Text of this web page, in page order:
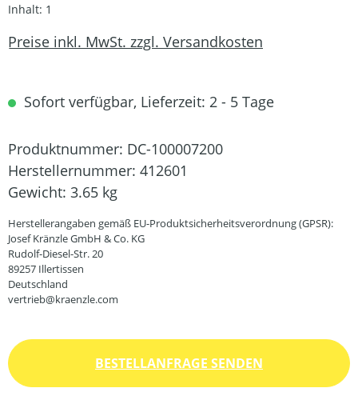
Inhalt: 1
Preise inkl. MwSt. zzgl. Versandkosten
Sofort verfügbar, Lieferzeit: 2 - 5 Tage
Produktnummer: DC-100007200
Herstellernummer: 412601
Gewicht: 3.65 kg
Herstellerangaben gemäß EU-Produktsicherheitsverordnung (GPSR):
Josef Kränzle GmbH & Co. KG
Rudolf-Diesel-Str. 20
89257 Illertissen
Deutschland
vertrieb@kraenzle.com
BESTELLANFRAGE SENDEN